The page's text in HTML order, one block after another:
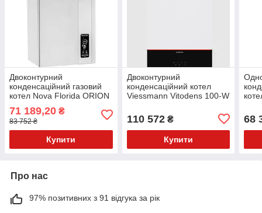
Двоконтурний
конденсаційний газовий
котел Nova Florida ORION
насосом
71 189,20 ₴
83 752 ₴
Купити
Двоконтурний
конденсаційний котел
Viessmann Vitodens 100-W
коаксіальний комплект
110 572₴
Купити
68
Про нас
97% позитивних з 91 відгука за рік